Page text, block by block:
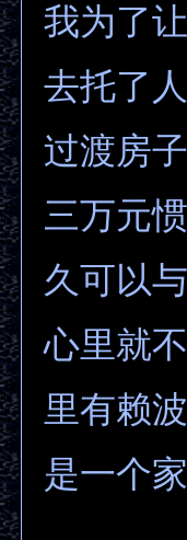
我为了
去托了
过渡房
三万元
久可以
心里就
里有赖
是一个家